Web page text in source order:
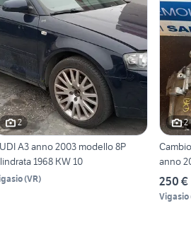
2
A3 anno 2003 modello 8P
1968 KW 10
(VR)
2
anno
250 €
Vigasio